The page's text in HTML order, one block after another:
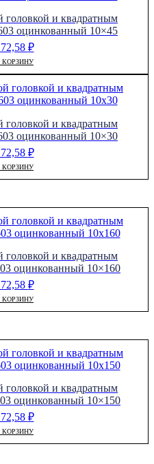
головкой и квадратным
оцинкованный 10×45
₽
КОРЗИНУ
головкой и квадратным
оцинкованный 10×30
₽
КОРЗИНУ
головкой и квадратным
оцинкованный 10×160
₽
КОРЗИНУ
головкой и квадратным
оцинкованный 10×150
₽
КОРЗИНУ